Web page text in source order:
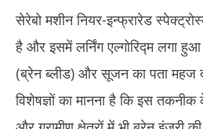
सेरेबो मशीन नियर-इन्फ्रारेड
है और इसमें लर्निंग एल्गोरिद्म लगा
(ब्रेन ब्लीड) और सूजन का पता महज
विशेषज्ञों का मानना है कि इस